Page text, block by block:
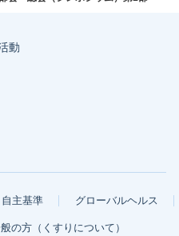
動
自主基準 グローバルヘルス
の方（くすりについて）